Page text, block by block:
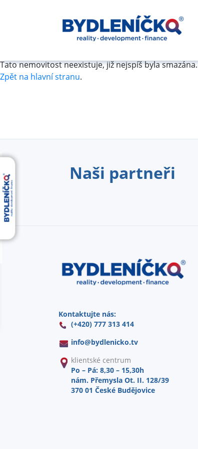
Tato nemovitost neexistuje, již nejspíš byla smazána.
Zpět na hlavní stranu.
Naši partneři
Kontaktujte nás:
(+420) 777 313 414
info@bydlenicko.tv
klientské centrum
Po – Pá: 8,30 – 15,30h
nám. Přemysla Ot. II. 128/39
370 01 České Budějovice